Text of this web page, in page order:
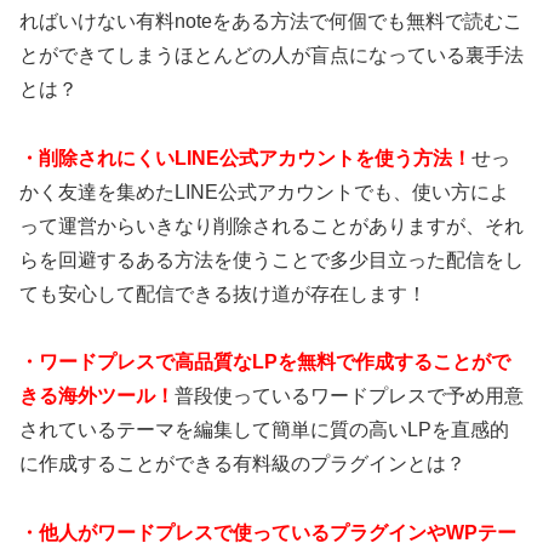
ればいけない有料noteをある方法で何個でも無料で読むこ
とができてしまうほとんどの人が盲点になっている裏手法
とは？
・ 削除されにくいLINE公式アカウントを使う方法！ せっ
かく友達を集めたLINE公式アカウントでも、使い方によ
って運営からいきなり削除されることがありますが、それ
らを回避するある方法を使うことで多少目立った配信をし
ても安心して配信できる抜け道が存在します！
・ ワードプレスで高品質なLPを無料で作成することがで
きる海外ツール！ 普段使っているワードプレスで予め用意
されているテーマを編集して簡単に質の高いLPを直感的
に作成することができる有料級のプラグインとは？
・ 他人がワードプレスで使っているプラグインやWPテー